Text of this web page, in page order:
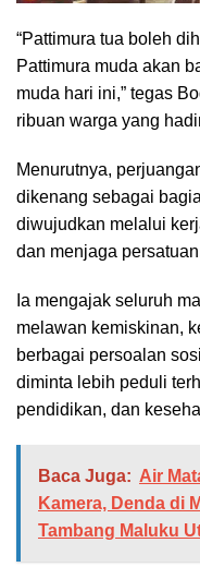
“Pattimura tua boleh
Pattimura muda akan
muda hari ini,” tegas
ribuan warga yang
Menurutnya,
dikenang sebagai
diwujudkan melalui
dan menjaga
Ia mengajak seluruh
melawan kemiskinan,
berbagai persoalan
diminta lebih peduli
pendidikan, dan
Baca Juga: Air
Kamera, Denda di
Tambang Maluku